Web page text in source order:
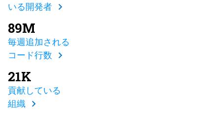
いる開発者
89M
毎週追加される
コード行数
21K
貢献している
組織